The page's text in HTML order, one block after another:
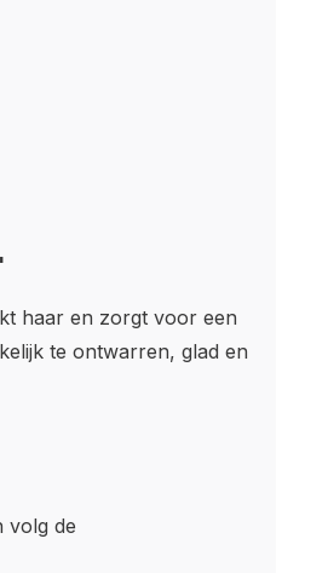
haar en zorgt voor een
te ontwarren, glad en
volg de